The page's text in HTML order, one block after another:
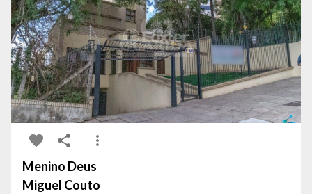
Menino Deus
Miguel Couto